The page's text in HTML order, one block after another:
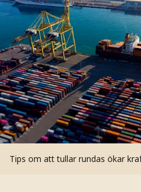
Tips om att tullar rundas ökar